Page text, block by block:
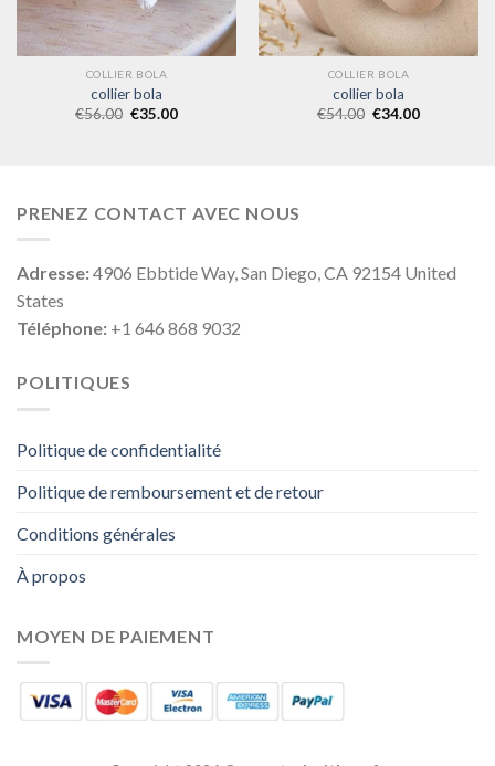
COLLIER BOLA
collier bola
€56.00 €35.00
COLLIER BOLA
collier bola
€54.00 €34.00
PRENEZ CONTACT AVEC NOUS
Adresse:4906 Ebbtide Way, San Diego, CA 92154 United
States
Téléphone: +1 646 868 9032
POLITIQUES
Politique de confidentialité
Politique de remboursement et de retour
Conditions générales
À propos
MOYEN DE PAIEMENT